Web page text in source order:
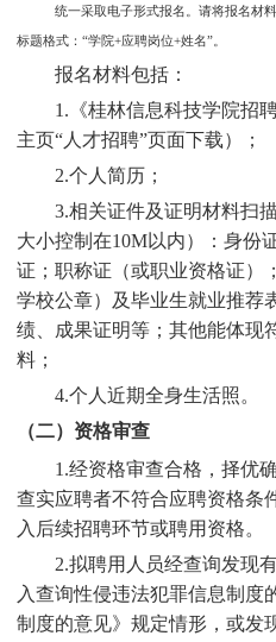
统一采取电子形式报名。请将报名材
标题格式：“学院+应聘岗位+姓名”。
报名材料包括：
1.《桂林信息科技学院招
主页“人才招聘”页面下载）；
2.个人简历；
3.相关证件及证明材料扫
大小控制在10M以内）：身份
证；职称证（或职业资格证）
学校公章）及毕业生就业推荐
绩、成果证明等；其他能体现
料；
4.个人近期全身生活照。
（二）资格审查
1.经资格审查合格，择优
查实应聘者不符合应聘资格条
入后续招聘环节或聘用资格。
2.拟聘用人员经查询发现
入查询性侵违法犯罪信息制度
制度的意见》规定情形，或发